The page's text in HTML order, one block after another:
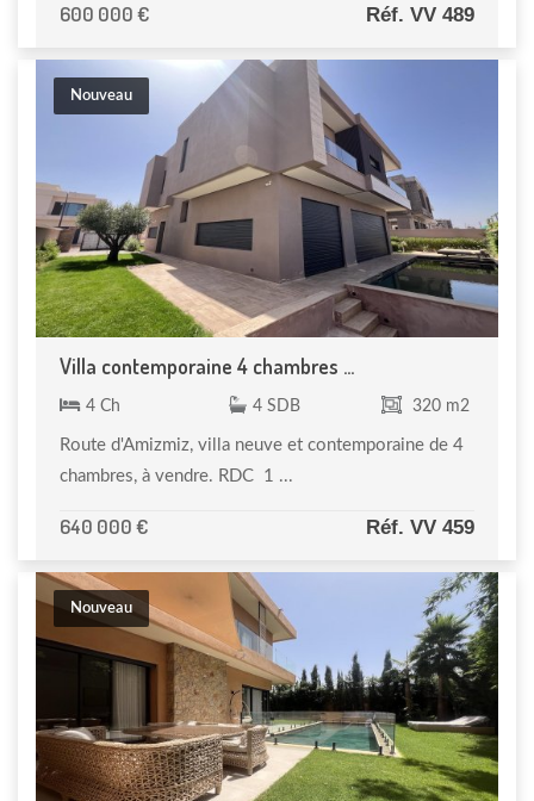
600 000 € Réf. VV 489
Nouveau
Villa contemporaine 4 chambres ...
4 Ch 4 SDB 320 m2
Route d'Amizmiz, villa neuve et contemporaine de 4
chambres, à vendre. RDC 1 ...
640 000 € Réf. VV 459
Nouveau